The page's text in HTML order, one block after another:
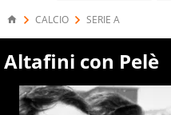
CALCIO SERIE A
Altafini con Pelè